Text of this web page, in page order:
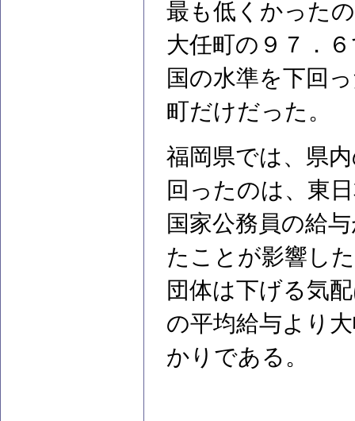
最も低くかった
大任町の９７．
国の水準を下回
町だけだった。
福岡県では、県
回ったのは、東
国家公務員の給
たことが影響し
団体は下げる気
の平均給与より
かりである。